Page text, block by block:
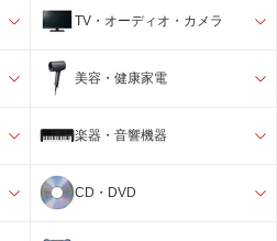
TV・オーディオ・カメラ
美容・健康家電
楽器・音響機器
CD・DVD